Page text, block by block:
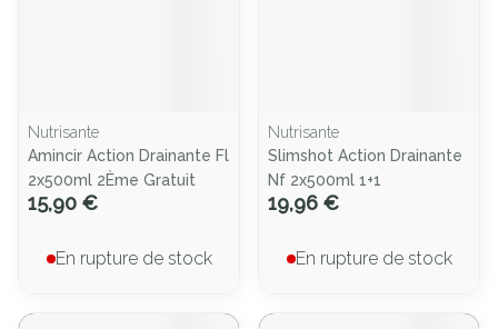
Nutrisante
Amincir Action Drainante Fl
2x500ml 2Ème Gratuit
15,90 €
En rupture de stock
Nutrisante
Slimshot Action Drainante
Nf 2x500ml 1+1
19,96 €
En rupture de stock